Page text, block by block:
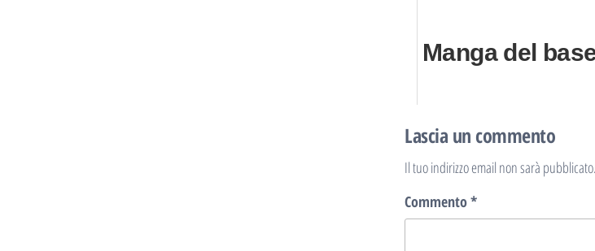
Manga del
Lascia un commento
Il tuo indirizzo email non sarà pubblicato.
Commento*